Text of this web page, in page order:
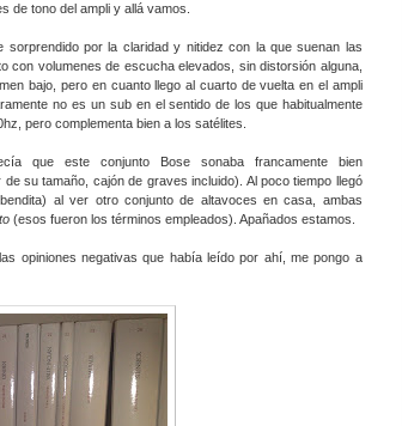
de tono del ampli y allá vamos.
sorprendido por la claridad y nitidez con la que suenan las
volumenes de escucha elevados, sin distorsión alguna,
bajo, pero en cuanto llego al cuarto de vuelta en el ampli
no es un sub en el sentido de los que habitualmente
pero complementa bien a los satélites.
que este conjunto Bose sonaba francamente bien
su tamaño, cajón de graves incluido). Al poco tiempo llegó
al ver otro conjunto de altavoces en casa, ambas
(esos fueron los términos empleados). Apañados estamos.
opiniones negativas que había leído por ahí, me pongo a